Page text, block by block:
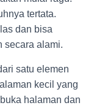
tertata.
dan bisa
secara alami.
satu elemen
kecil yang
halaman dan